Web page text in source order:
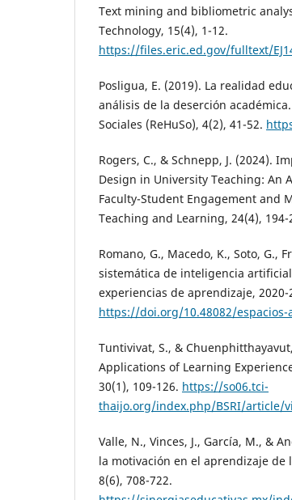
Text mining and bibliometric
Technology, 15(4), 1-12.
https://files.eric.ed.gov/fulltext/
Posligua, E. (2019). La realidad
análisis de la deserción
Sociales (ReHuSo), 4(2), 41-52.
Rogers, C., & Schnepp, J. (2024).
Design in University Teaching: An
Faculty-Student Engagement and
Teaching and Learning, 24(4),
Romano, G., Macedo, K., Soto, G.,
sistemática de inteligencia
experiencias de aprendizaje, 2020-
https://doi.org/10.48082/espacios-
Tuntivivat, S., &
Applications of Learning
30(1), 109-126. https://so06.tci-
thaijo.org/index.php/BSRI/article/
Valle, N., Vinces, J., García, M., &
la motivación en el aprendizaje de
8(6), 708-722.